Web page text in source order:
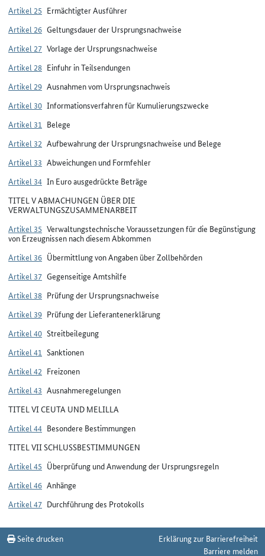
Artikel 25 Ermächtigter Ausführer
Artikel 26 Geltungsdauer der Ursprungsnachweise
Artikel 27 Vorlage der Ursprungsnachweise
Artikel 28 Einfuhr in Teilsendungen
Artikel 29 Ausnahmen vom Ursprungsnachweis
Artikel 30 Informationsverfahren für Kumulierungszwecke
Artikel 31 Belege
Artikel 32 Aufbewahrung der Ursprungsnachweise und Belege
Artikel 33 Abweichungen und Formfehler
Artikel 34 In Euro ausgedrückte Beträge
TITEL V ABMACHUNGEN ÜBER DIE
VERWALTUNGSZUSAMMENARBEIT
Artikel 35 Verwaltungstechnische Voraussetzungen für die Begünstigung
von Erzeugnissen nach diesem Abkommen
Artikel 36 Übermittlung von Angaben über Zollbehörden
Artikel 37 Gegenseitige Amtshilfe
Artikel 38 Prüfung der Ursprungsnachweise
Artikel 39 Prüfung der Lieferantenerklärung
Artikel 40 Streitbeilegung
Artikel 41 Sanktionen
Artikel 42 Freizonen
Artikel 43 Ausnahmeregelungen
TITEL VI CEUTA UND MELILLA
Artikel 44 Besondere Bestimmungen
TITEL VII SCHLUSSBESTIMMUNGEN
Artikel 45 Überprüfung und Anwendung der Ursprungsregeln
Artikel 46 Anhänge
Artikel 47 Durchführung des Protokolls
Seite drucken
Erklärung zur Barrierefreiheit
Barriere melden